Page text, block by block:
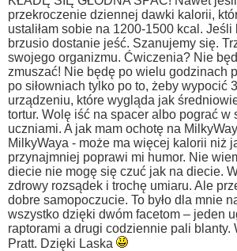
przekroczenie dziennej dawki kalorii,
ustaliłam sobie na 1200-1500 kcal. Jeśli
brzusio dostanie jeść. Szanujemy się.
swojego organizmu. Ćwiczenia? Nie
zmuszać! Nie będę po wielu godzinach
po siłowniach tylko po to, żeby wypocić
urządzeniu, które wygląda jak
tortur. Wolę iść na spacer albo pograć w
uczniami. A jak mam ochotę na
MilkyWaya - może ma więcej kalorii niż
przynajmniej poprawi mi humor. Nie
diecie nie mogę się czuć jak na diecie.
zdrowy rozsądek i trochę umiaru. Ale
dobre samopoczucie. To było dla mnie
wszystko dzięki dwóm facetom – jeden
raptorami a drugi codziennie pali blanty.
Pratt. Dzięki Laska